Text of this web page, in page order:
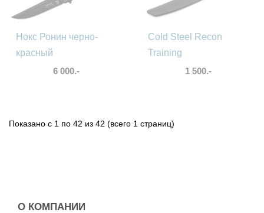
Нокс Ронин черно-
красный
6 000.-
Cold Steel Recon
Training
1 500.-
Показано с 1 по 42 из 42 (всего 1 страниц)
О КОМПАНИИ